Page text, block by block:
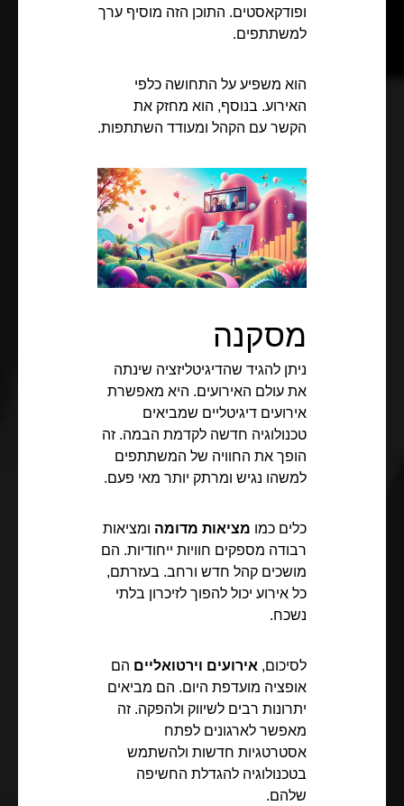
ופודקאסטים. התוכן הזה מוסיף ערך
למשתתפים.
הוא משפיע על התחושה כלפי
האירוע. בנוסף, הוא מחזק את
הקשר עם הקהל ומעודד השתתפות.
מסקנה
ניתן להגיד שהדיגיטליזציה שינתה
את עולם האירועים. היא מאפשרת
אירועים דיגיטליים שמביאים
טכנולוגיה חדשה לקדמת הבמה. זה
הופך את החוויה של המשתתפים
למשהו נגיש ומרתק יותר מאי פעם.
כלים כמו מציאות מדומה ומציאות
רבודה מספקים חוויות ייחודיות. הם
מושכים קהל חדש ורחב. בעזרתם,
כל אירוע יכול להפוך לזיכרון בלתי
נשכח.
לסיכום, אירועים וירטואליים הם
אופציה מועדפת היום. הם מביאים
יתרונות רבים לשיווק ולהפקה. זה
מאפשר לארגונים לפתח
אסטרטגיות חדשות ולהשתמש
בטכנולוגיה להגדלת החשיפה
שלהם.